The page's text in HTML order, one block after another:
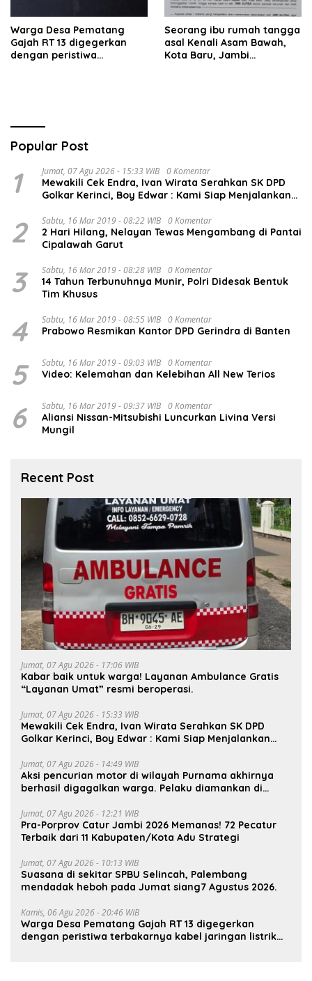
Warga Desa Pematang
Gajah RT 13 digegerkan
dengan peristiwa
Seorang ibu rumah tangga
asal Kenali Asam Bawah,
Kota Baru, Jambi
Popular Post
1 Jumat, 07 Agu 2026 - 15:33 WIB 0 Komentar
Mewakili Cek Endra, Ivan Wirata Serahkan SK DPD
Golkar Kerinci, Boy Edwar : Kami Siap Menjalankan
2 Sabtu, 16 Mar 2019 - 08:22 WIB 0 Komentar
2 Hari Hilang, Nelayan Tewas Mengambang di Pantai
Cipalawah Garut
3 Sabtu, 16 Mar 2019 - 08:28 WIB 0 Komentar
14 Tahun Terbunuhnya Munir, Polri Didesak Bentuk
Tim Khusus
4 Sabtu, 16 Mar 2019 - 08:55 WIB 0 Komentar
Prabowo Resmikan Kantor DPD Gerindra di Banten
5 Sabtu, 16 Mar 2019 - 09:03 WIB 0 Komentar
Video: Kelemahan dan Kelebihan All New Terios
6 Sabtu, 16 Mar 2019 - 09:37 WIB 0 Komentar
Aliansi Nissan-Mitsubishi Luncurkan Livina Versi
Mungil
Recent Post
Jumat, 07 Agu 2026 - 17:06 WIB
Kabar baik untuk warga! Layanan Ambulance Gratis
“Layanan Umat” resmi beroperasi.
Jumat, 07 Agu 2026 - 15:33 WIB
Mewakili Cek Endra, Ivan Wirata Serahkan SK DPD
Golkar Kerinci, Boy Edwar : Kami Siap Menjalankan
Jumat, 07 Agu 2026 - 14:49 WIB
Aksi pencurian motor di wilayah Purnama akhirnya
berhasil digagalkan warga. Pelaku diamankan di
Jumat, 07 Agu 2026 - 12:21 WIB
Pra-Porprov Catur Jambi 2026 Memanas! 72 Pecatur
Terbaik dari 11 Kabupaten/Kota Adu Strategi
Jumat, 07 Agu 2026 - 10:13 WIB
Suasana di sekitar SPBU Selincah, Palembang
mendadak heboh pada Jumat siang7 Agustus 2026.
Kamis, 06 Agu 2026 - 20:46 WIB
Warga Desa Pematang Gajah RT 13 digegerkan
dengan peristiwa terbakarnya kabel jaringan listrik